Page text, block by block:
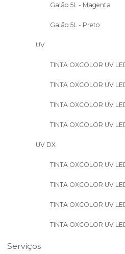
Galão 5L - Magenta
Galão 5L - Preto
UV
TINTA OXCOLOR UV
TINTA OXCOLOR UV
TINTA OXCOLOR UV
TINTA OXCOLOR UV
UV DX
TINTA OXCOLOR UV
TINTA OXCOLOR UV
TINTA OXCOLOR UV
TINTA OXCOLOR UV
Serviços